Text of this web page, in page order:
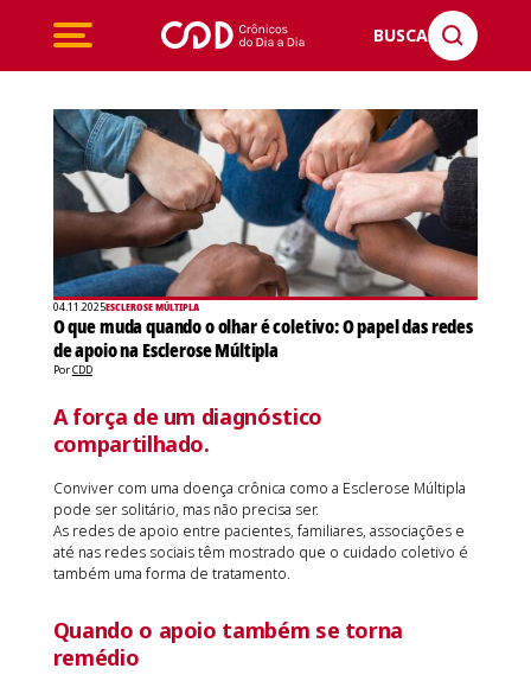
BUSCA
04.11.2025ESCLEROSE MÚLTIPLA
O que muda quando o olhar é coletivo: O papel das redes
de apoio na Esclerose Múltipla
PorCDD
A força de um diagnóstico
compartilhado.
Conviver com uma doença crônica como a Esclerose Múltipla
pode ser solitário, mas não precisa ser.
As redes de apoio entre pacientes, familiares, associações e
até nas redes sociais têm mostrado que o cuidado coletivo é
também uma forma de tratamento.
Quando o apoio também se torna
remédio